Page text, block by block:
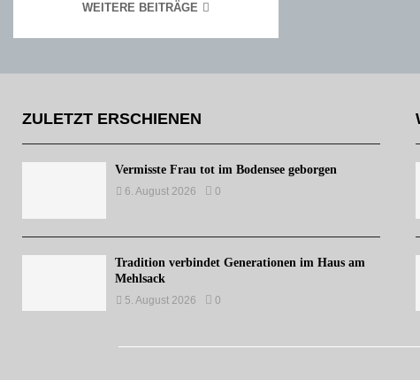
WEITERE BEITRÄGE
ZULETZT ERSCHIENEN
Vermisste Frau tot im Bodensee geborgen
6. August 2026 0
Tradition verbindet Generationen im Haus am
Mehlsack
5. August 2026 0